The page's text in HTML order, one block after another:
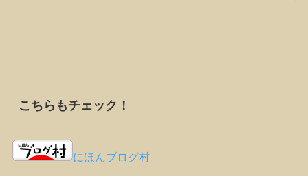
こちらもチェック！
にほんブログ村